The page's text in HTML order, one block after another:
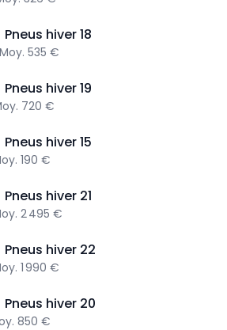
hiver18
Moy. 535 €
hiver19
720 €
hiver15
190 €
hiver 21
2 495 €
hiver 22
1 990 €
hiver 20
850 €